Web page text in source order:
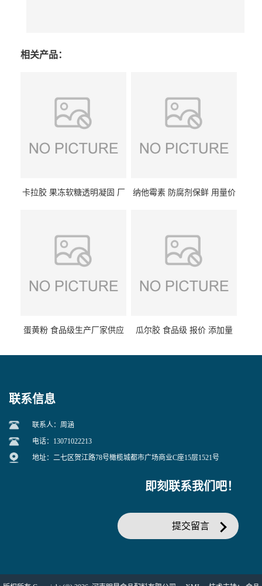
相关产品：
卡拉胶 果冻软糖透明凝固 厂
纳他霉素 防腐剂保鲜 用量价
蛋黄粉 食品级生产厂家供应 瓜尔胶 食品级 报价 添加量
联系信息
联系人：周涵
电话：13071022213
地址：二七区贺江路78号橄榄城都市广场商业C座15层1521号
即刻联系我们吧！
提交留言